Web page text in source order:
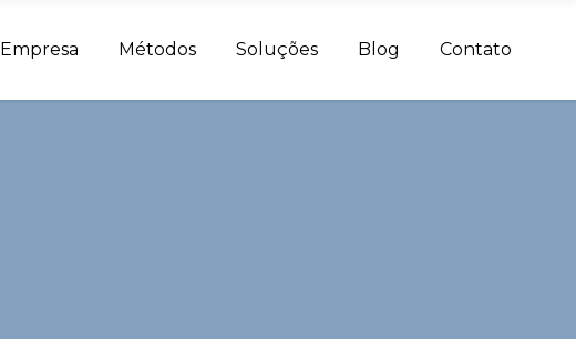
Empresa Métodos Soluções Blog Contato